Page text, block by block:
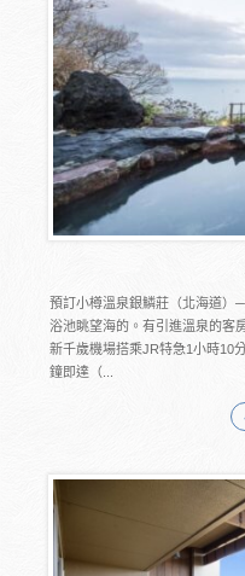
預訂小樽溫泉銀鱗莊（北海道）
浴池眺望海的。有引進溫泉的客
新千歲機場搭乘JR特急1小時10
鐘即達（...